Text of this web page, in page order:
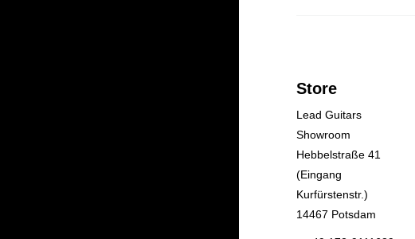
Store
Lead Guitars
Showroom
Hebbelstraße 41
(Eingang
Kurfürstenstr.)
14467 Potsdam